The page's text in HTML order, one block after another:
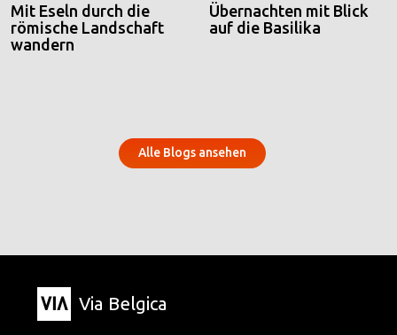
Mit Eseln durch die
römische Landschaft
wandern
Übernachten mit Blick
auf die Basilika
Alle Blogs ansehen
Via Belgica